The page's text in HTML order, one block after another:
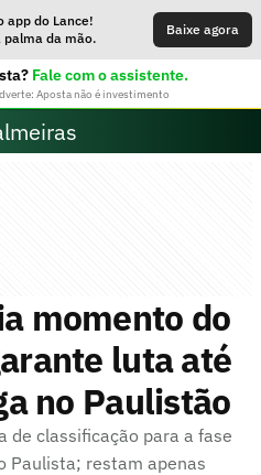
app do Lance!
palma da mão.
Baixe agora
Fale com o assistente.
Aposta não é investimento
momento do
luta até
no Paulistão
de classificação para a fase
Paulista; restam apenas